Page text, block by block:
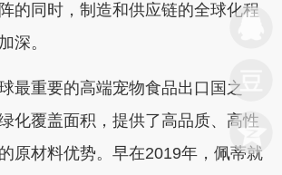
的同时，制造和供应链的全球化程
深。
重要的高端宠物食品出口国之
化覆盖面积，提供了高品质、高性
原材料优势。早在2019年，佩蒂就